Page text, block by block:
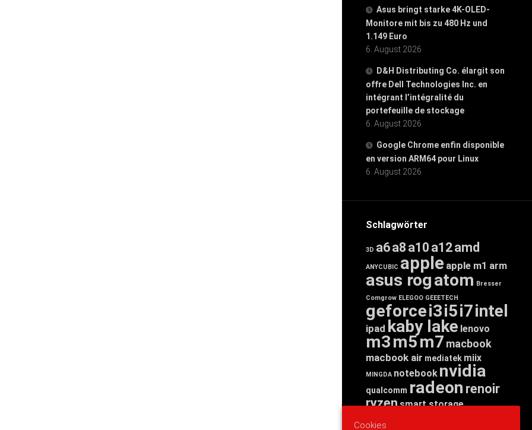
Asus bringt starke 4K-OLED-
Monitore mit bis zu 480 Hz und
1.149 Euro
6. August 2026
D&H Distributing Co. élargit son
offre Dell Technologies Inc. en
intégrant l’intégralité du
portefeuille de stockage
6. August 2026
Google Chrome enfin disponible
en version ARM64 pour Linux
6. August 2026
Schlagwörter
3D a6a8 a10 a12amd
ANYCUBIC apple apple m1 arm
asus rogatom Bresser
Comgrow ELEGOO GEEETECH
geforcei3i5i7intel
ipad kaby lake lenovo
m3m5m7 macbook
macbook air mediatek miix
MINGDA notebook nvidia
qualcomm radeon renoir
ryzensmart storage
Cookies